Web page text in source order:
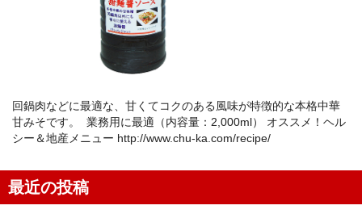
回鍋肉などに最適な、甘くてコクのある風味が特徴的な本格中華
甘みそです。 業務用に最適（内容量：2,000ml） オススメ！ヘル
シー＆地産メニュー http://www.chu-ka.com/recipe/
最近の投稿